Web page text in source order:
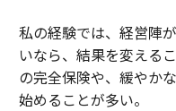
私の経験では、経営陣
いなら、結果を変える
の完全保険や、緩やか
始めることが多い。